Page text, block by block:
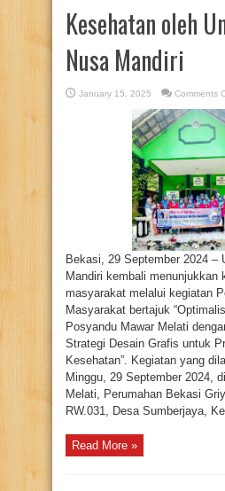
Kesehatan oleh
Nusa Mandiri
January 15, 2025 Comments
Bekasi, 29 September 2024 –
Mandiri kembali menunjukkan
masyarakat melalui kegiatan
Masyarakat bertajuk
Posyandu Mawar Melati
Strategi Desain Grafis untuk
Kesehatan”. Kegiatan yang
Minggu, 29 September 2024,
Melati, Perumahan Bekasi
RW.031, Desa Sumberjaya,
Read More »